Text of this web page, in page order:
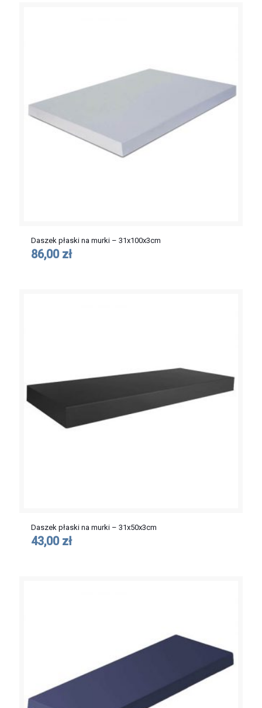
Daszek płaski na murki – 31x100x3cm
86,00 zł
Daszek płaski na murki – 31x50x3cm
43,00 zł